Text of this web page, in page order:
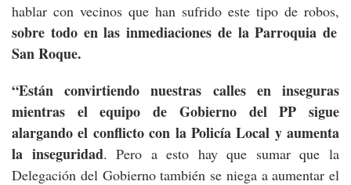
hablar con vecinos que han sufrido este tipo de robos,
sobre todo en las inmediaciones de la Parroquia de
San Roque.
“Están convirtiendo nuestras calles en inseguras
mientras el equipo de Gobierno del PP sigue
alargando el conflicto con la Policía Local y aumenta
la inseguridad. Pero a esto hay que sumar que la
Delegación del Gobierno también se niega a aumentar el